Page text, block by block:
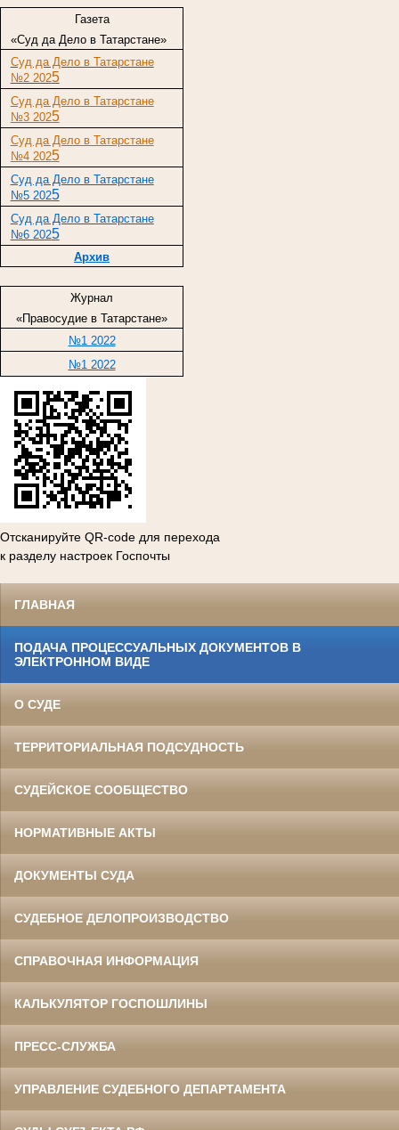
Газета
«Суд да Дело в Татарстане»
Суд да Дело в Татарстане
№2 2025
Суд да Дело в Татарстане
№3 2025
Суд да Дело в Татарстане
№4 2025
Суд да Дело в Татарстане
№5 2025
Суд да Дело в Татарстане
№6 2025
Архив
Журнал
«Правосудие в Татарстане»
№1 2022
№1 2022
Отсканируйте QR-code для перехода
к разделу настроек Госпочты
ГЛАВНАЯ
ПОДАЧА ПРОЦЕССУАЛЬНЫХ ДОКУМЕНТОВ В
ЭЛЕКТРОННОМ ВИДЕ
О СУДЕ
ТЕРРИТОРИАЛЬНАЯ ПОДСУДНОСТЬ
СУДЕЙСКОЕ СООБЩЕСТВО
НОРМАТИВНЫЕ АКТЫ
ДОКУМЕНТЫ СУДА
СУДЕБНОЕ ДЕЛОПРОИЗВОДСТВО
СПРАВОЧНАЯ ИНФОРМАЦИЯ
КАЛЬКУЛЯТОР ГОСПОШЛИНЫ
ПРЕСС-СЛУЖБА
УПРАВЛЕНИЕ СУДЕБНОГО ДЕПАРТАМЕНТА